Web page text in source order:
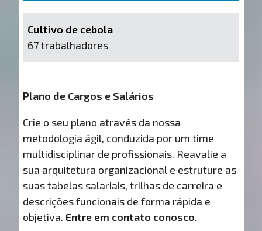
Cultivo de cebola
67 trabalhadores
Plano de Cargos e Salários
Crie o seu plano através da nossa
metodologia ágil, conduzida por um time
multidisciplinar de profissionais. Reavalie a
sua arquitetura organizacional e estruture as
suas tabelas salariais, trilhas de carreira e
descrições funcionais de forma rápida e
objetiva. Entre em contato conosco.